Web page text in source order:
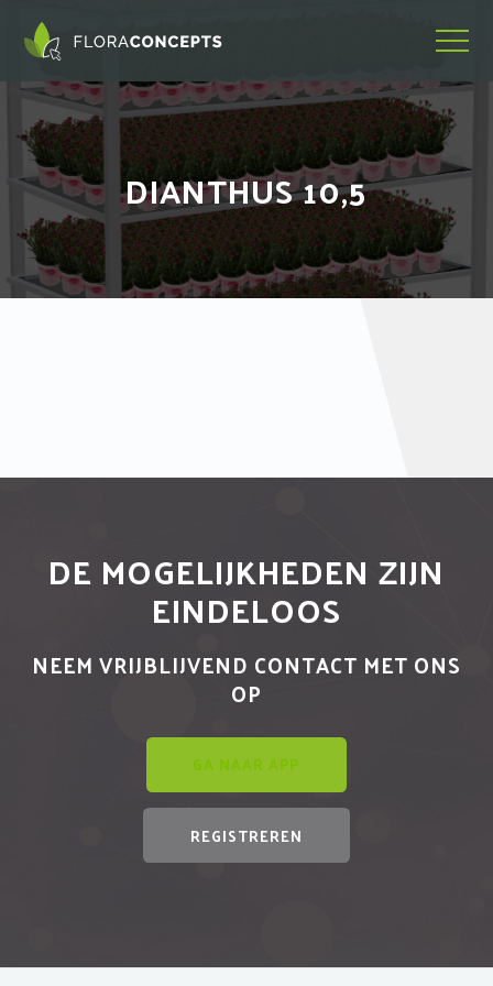
DIANTHUS 10,5
DE MOGELIJKHEDEN ZIJN
EINDELOOS
NEEM VRIJBLIJVEND CONTACT MET ONS
OP
GA NAAR APP
REGISTREREN